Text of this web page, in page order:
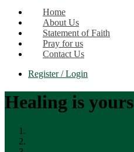
Home
About Us
Statement of Faith
Pray for us
Contact Us
Register / Login
Healing is yours